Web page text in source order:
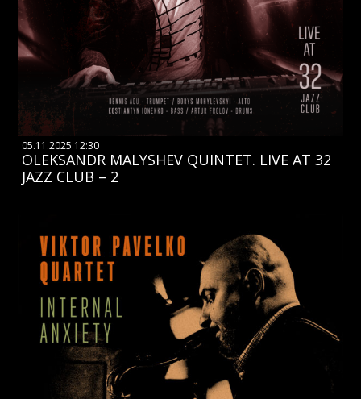
05.11.2025 12:30
OLEKSANDR MALYSHEV QUINTET. LIVE AT 32
JAZZ CLUB – 2